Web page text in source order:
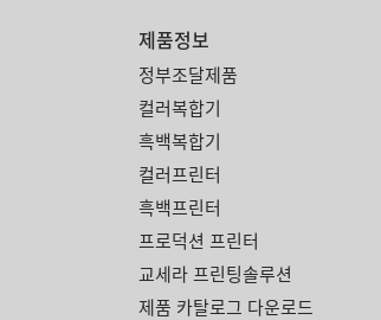
제품정보
정부조달제품
컬러복합기
흑백복합기
컬러프린터
흑백프린터
프로덕션 프린터
교세라 프린팅솔루션
제품 카탈로그 다운로드